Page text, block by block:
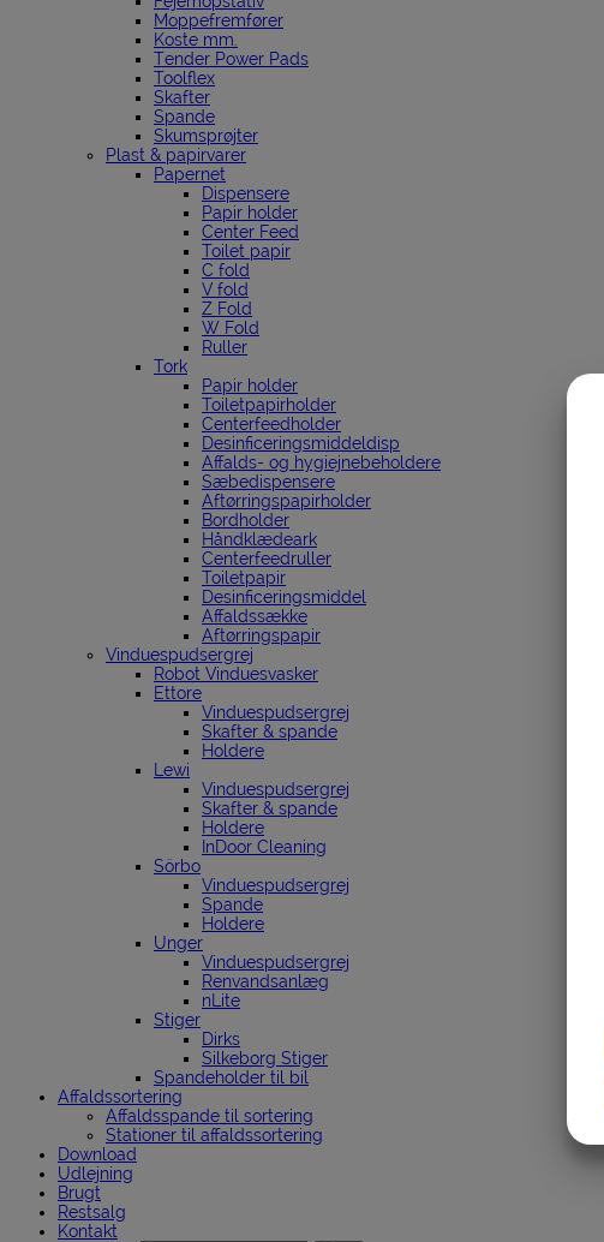
Moppefremfører
Koste mm.
Tender Power Pads
Toolflex
Skafter
Spande
Skumsprøjter
Plast & papirvarer
Papernet
Dispensere
Papir holder
Center Feed
Toilet papir
C fold
V fold
Z Fold
W Fold
Ruller
Tork
Papir holder
Toiletpapirholder
Centerfeedholder
Desinficeringsmiddeldisp
Affalds- og hygiejnebeholdere
Sæbedispensere
Aftørringspapirholder
Bordholder
Håndklædeark
Centerfeedruller
Toiletpapir
Desinficeringsmiddel
Affaldssække
Aftørringspapir
Vinduespudsergrej
Robot Vinduesvasker
Ettore
Vinduespudsergrej
Skafter & spande
Holdere
Lewi
Vinduespudsergrej
Skafter & spande
Holdere
InDoor Cleaning
Sörbo
Vinduespudsergrej
Spande
Holdere
Unger
Vinduespudsergrej
Renvandsanlæg
nLite
Stiger
Dirks
Silkeborg Stiger
Spandeholder til bil
Affaldssortering
Affaldsspande til sortering
Stationer til affaldssortering
Download
Udlejning
Brugt
Restsalg
Kontakt